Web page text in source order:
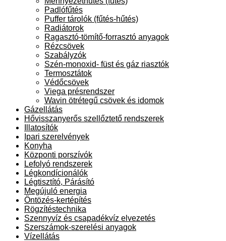
Padlófűtés
Puffer tárolók (fűtés-hűtés)
Radiátorok
Ragasztó-tömítő-forrasztó anyagok
Rézcsövek
Szabályzók
Szén-monoxid- füst és gáz riasztók
Termosztátok
Védőcsövek
Viega présrendszer
Wavin ötrétegű csövek és idomok
Gázellátás
Hővisszanyerős szellőztető rendszerek
Illatosítók
Ipari szerelvények
Konyha
Központi porszívók
Lefolyó rendszerek
Légkondícionálók
Légtisztító, Párásító
Megújuló energia
Öntözés-kertépítés
Rögzítéstechnika
Szennyvíz és csapadékvíz elvezetés
Szerszámok-szerelési anyagok
Vízellátás